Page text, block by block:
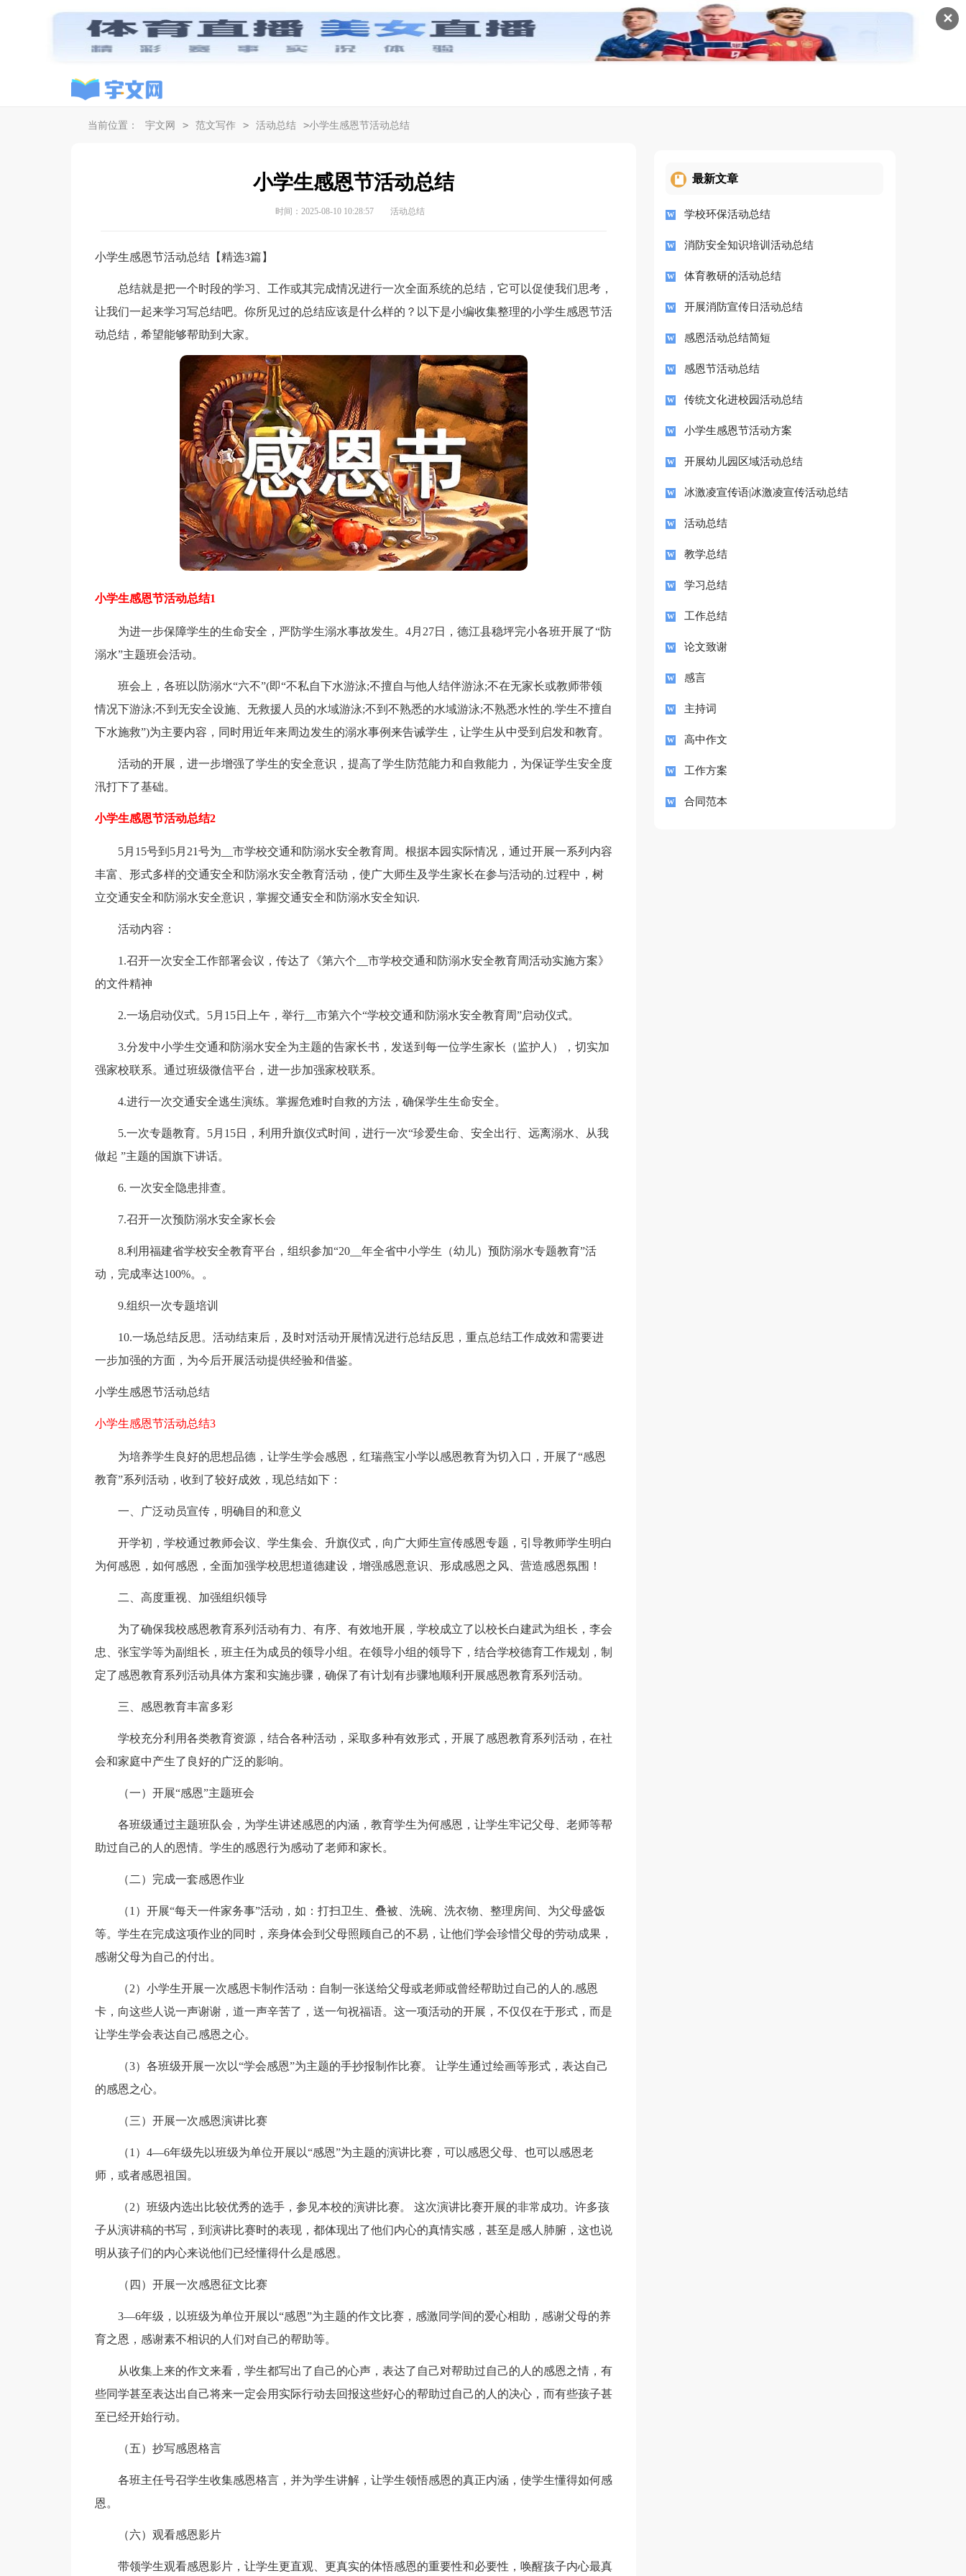
✕
当前位置： 宇文网 > 范文写作 > 活动总结 >小学生感恩节活动总结
小学生感恩节活动总结
时间：2025-08-10 10:28:57 活动总结
小学生感恩节活动总结【精选3篇】
总结就是把一个时段的学习、工作或其完成情况进行一次全面系统的总结，它可以促使我们思考，
让我们一起来学习写总结吧。你所见过的总结应该是什么样的？以下是小编收集整理的小学生感恩节活
动总结，希望能够帮助到大家。
小学生感恩节活动总结1
为进一步保障学生的生命安全，严防学生溺水事故发生。4月27日，德江县稳坪完小各班开展了“防
溺水”主题班会活动。
班会上，各班以防溺水“六不”(即“不私自下水游泳;不擅自与他人结伴游泳;不在无家长或教师带领
情况下游泳;不到无安全设施、无救援人员的水域游泳;不到不熟悉的水域游泳;不熟悉水性的.学生不擅自
下水施救”)为主要内容，同时用近年来周边发生的溺水事例来告诫学生，让学生从中受到启发和教育。
活动的开展，进一步增强了学生的安全意识，提高了学生防范能力和自救能力，为保证学生安全度
汛打下了基础。
小学生感恩节活动总结2
5月15号到5月21号为__市学校交通和防溺水安全教育周。根据本园实际情况，通过开展一系列内容
丰富、形式多样的交通安全和防溺水安全教育活动，使广大师生及学生家长在参与活动的.过程中，树
立交通安全和防溺水安全意识，掌握交通安全和防溺水安全知识.
活动内容：
1.召开一次安全工作部署会议，传达了《第六个__市学校交通和防溺水安全教育周活动实施方案》
的文件精神
2.一场启动仪式。5月15日上午，举行__市第六个“学校交通和防溺水安全教育周”启动仪式。
3.分发中小学生交通和防溺水安全为主题的告家长书，发送到每一位学生家长（监护人），切实加
强家校联系。通过班级微信平台，进一步加强家校联系。
4.进行一次交通安全逃生演练。掌握危难时自救的方法，确保学生生命安全。
5.一次专题教育。5月15日，利用升旗仪式时间，进行一次“珍爱生命、安全出行、远离溺水、从我
做起 ”主题的国旗下讲话。
6. 一次安全隐患排查。
7.召开一次预防溺水安全家长会
8.利用福建省学校安全教育平台，组织参加“20__年全省中小学生（幼儿）预防溺水专题教育”活
动，完成率达100%。。
9.组织一次专题培训
10.一场总结反思。活动结束后，及时对活动开展情况进行总结反思，重点总结工作成效和需要进
一步加强的方面，为今后开展活动提供经验和借鉴。
小学生感恩节活动总结
小学生感恩节活动总结3
为培养学生良好的思想品德，让学生学会感恩，红瑞燕宝小学以感恩教育为切入口，开展了“感恩
教育”系列活动，收到了较好成效，现总结如下：
一、广泛动员宣传，明确目的和意义
开学初，学校通过教师会议、学生集会、升旗仪式，向广大师生宣传感恩专题，引导教师学生明白
为何感恩，如何感恩，全面加强学校思想道德建设，增强感恩意识、形成感恩之风、营造感恩氛围！
二、高度重视、加强组织领导
为了确保我校感恩教育系列活动有力、有序、有效地开展，学校成立了以校长白建武为组长，李会
忠、张宝学等为副组长，班主任为成员的领导小组。在领导小组的领导下，结合学校德育工作规划，制
定了感恩教育系列活动具体方案和实施步骤，确保了有计划有步骤地顺利开展感恩教育系列活动。
三、感恩教育丰富多彩
学校充分利用各类教育资源，结合各种活动，采取多种有效形式，开展了感恩教育系列活动，在社
会和家庭中产生了良好的广泛的影响。
（一）开展“感恩”主题班会
各班级通过主题班队会，为学生讲述感恩的内涵，教育学生为何感恩，让学生牢记父母、老师等帮
助过自己的人的恩情。学生的感恩行为感动了老师和家长。
（二）完成一套感恩作业
（1）开展“每天一件家务事”活动，如：打扫卫生、叠被、洗碗、洗衣物、整理房间、为父母盛饭
等。学生在完成这项作业的同时，亲身体会到父母照顾自己的不易，让他们学会珍惜父母的劳动成果，
感谢父母为自己的付出。
（2）小学生开展一次感恩卡制作活动：自制一张送给父母或老师或曾经帮助过自己的人的.感恩
卡，向这些人说一声谢谢，道一声辛苦了，送一句祝福语。这一项活动的开展，不仅仅在于形式，而是
让学生学会表达自己感恩之心。
（3）各班级开展一次以“学会感恩”为主题的手抄报制作比赛。 让学生通过绘画等形式，表达自己
的感恩之心。
（三）开展一次感恩演讲比赛
（1）4—6年级先以班级为单位开展以“感恩”为主题的演讲比赛，可以感恩父母、也可以感恩老
师，或者感恩祖国。
（2）班级内选出比较优秀的选手，参见本校的演讲比赛。 这次演讲比赛开展的非常成功。许多孩
子从演讲稿的书写，到演讲比赛时的表现，都体现出了他们内心的真情实感，甚至是感人肺腑，这也说
明从孩子们的内心来说他们已经懂得什么是感恩。
（四）开展一次感恩征文比赛
3—6年级，以班级为单位开展以“感恩”为主题的作文比赛，感激同学间的爱心相助，感谢父母的养
育之恩，感谢素不相识的人们对自己的帮助等。
从收集上来的作文来看，学生都写出了自己的心声，表达了自己对帮助过自己的人的感恩之情，有
些同学甚至表达出自己将来一定会用实际行动去回报这些好心的帮助过自己的人的决心，而有些孩子甚
至已经开始行动。
（五）抄写感恩格言
各班主任号召学生收集感恩格言，并为学生讲解，让学生领悟感恩的真正内涵，使学生懂得如何感
恩。
（六）观看感恩影片
带领学生观看感恩影片，让学生更直观、更真实的体悟感恩的重要性和必要性，唤醒孩子内心最真
最新文章
学校环保活动总结
消防安全知识培训活动总结
体育教研的活动总结
开展消防宣传日活动总结
感恩活动总结简短
感恩节活动总结
传统文化进校园活动总结
小学生感恩节活动方案
开展幼儿园区域活动总结
冰激凌宣传语|冰激凌宣传活动总结
活动总结
教学总结
学习总结
工作总结
论文致谢
感言
主持词
高中作文
工作方案
合同范本